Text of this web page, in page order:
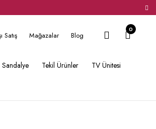
Satış Mağazalar Blog
0
Tekil Ürünler
TV Ünitesi